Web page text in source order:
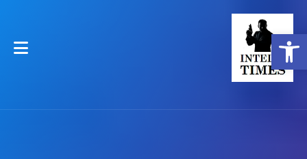
פתח סרגל נגישות